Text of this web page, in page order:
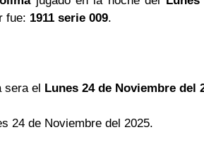
fue: 1911 serie 009.
sera el Lunes 24 de Noviembre del
24 de Noviembre del 2025.